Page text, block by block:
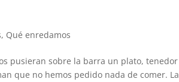
, Qué enredamos
pusieran sobre la barra un plato, tenedor
que no hemos pedido nada de comer. La